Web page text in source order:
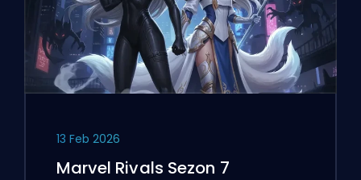
13 Feb 2026
Marvel Rivals Sezon 7